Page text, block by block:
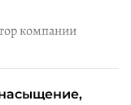
компании